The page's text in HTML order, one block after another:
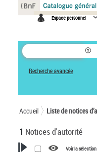
Espace personnel
Recherche avancée
Accueil Liste de notices
1 Notices d'autorité
Voir la
Panneau de gestion des cookies